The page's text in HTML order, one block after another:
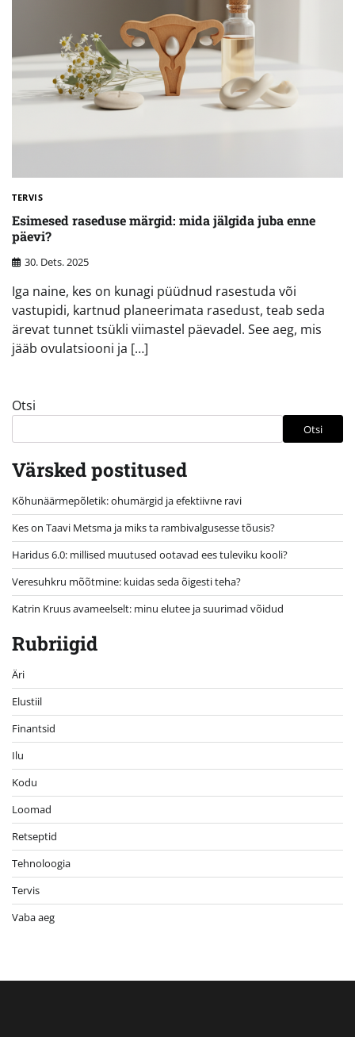
TERVIS
Esimesed raseduse märgid: mida jälgida juba enne
päevi?
30. Dets. 2025
Iga naine, kes on kunagi püüdnud rasestuda või
vastupidi, kartnud planeerimata rasedust, teab seda
ärevat tunnet tsükli viimastel päevadel. See aeg, mis
jääb ovulatsiooni ja […]
Otsi
Otsi
Värsked postitused
Kõhunäärmepõletik: ohumärgid ja efektiivne ravi
Kes on Taavi Metsma ja miks ta rambivalgusesse tõusis?
Haridus 6.0: millised muutused ootavad ees tuleviku kooli?
Veresuhkru mõõtmine: kuidas seda õigesti teha?
Katrin Kruus avameelselt: minu elutee ja suurimad võidud
Rubriigid
Äri
Elustiil
Finantsid
Ilu
Kodu
Loomad
Retseptid
Tehnoloogia
Tervis
Vaba aeg